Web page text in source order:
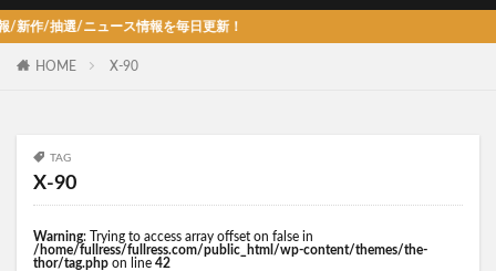
/抽選/ニュース情報を毎日更新！
HOME X-90
TAG
X-90
Warning: Trying to access array offset on false in
/home/fullress/fullress.com/public_html/wp-content/themes/the-
thor/tag.php on line 42